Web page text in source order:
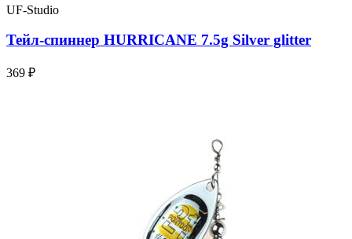
UF-Studio
Тейл-спиннер HURRICANE 7.5g Silver glitter
369 ₽